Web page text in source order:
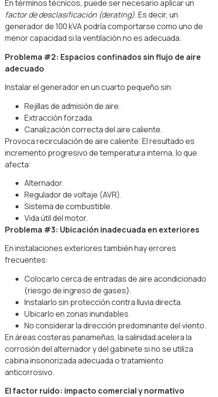
En términos técnicos, puede ser necesario aplicar un
factor de desclasificación (derating). Es decir, un
generador de 100 kVA podría comportarse como uno de
menor capacidad si la ventilación no es adecuada.
Problema #2: Espacios confinados sin flujo de aire
adecuado
Instalar el generador en un cuarto pequeño sin:
Rejillas de admisión de aire.
Extracción forzada.
Canalización correcta del aire caliente.
Provoca recirculación de aire caliente. El resultado es
incremento progresivo de temperatura interna, lo que
afecta:
Alternador.
Regulador de voltaje (AVR).
Sistema de combustible.
Vida útil del motor.
Problema #3: Ubicación inadecuada en exteriores
En instalaciones exteriores también hay errores
frecuentes:
Colocarlo cerca de entradas de aire acondicionado
(riesgo de ingreso de gases).
Instalarlo sin protección contra lluvia directa.
Ubicarlo en zonas inundables.
No considerar la dirección predominante del viento.
En áreas costeras panameñas, la salinidad acelera la
corrosión del alternador y del gabinete si no se utiliza
cabina insonorizada adecuada o tratamiento
anticorrosivo.
El factor ruido: impacto comercial y normativo